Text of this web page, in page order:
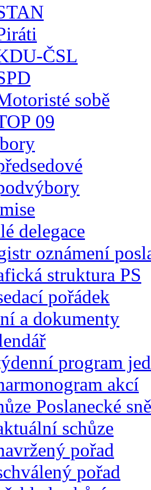
ČSL
sobě
09
delegace
oznámení
struktura PS
pořádek
a dokumenty
program
akcí
Poslanecké
schůze
pořad
pořad